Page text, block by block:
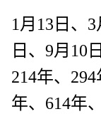
1月13日、
日、9月10
214年、
年、614年